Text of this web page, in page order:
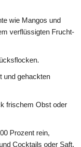
wie Mangos und
verflüssigten Frucht-
und gehackten
frischem Obst oder
Prozent rein,
Cocktails oder Saft,